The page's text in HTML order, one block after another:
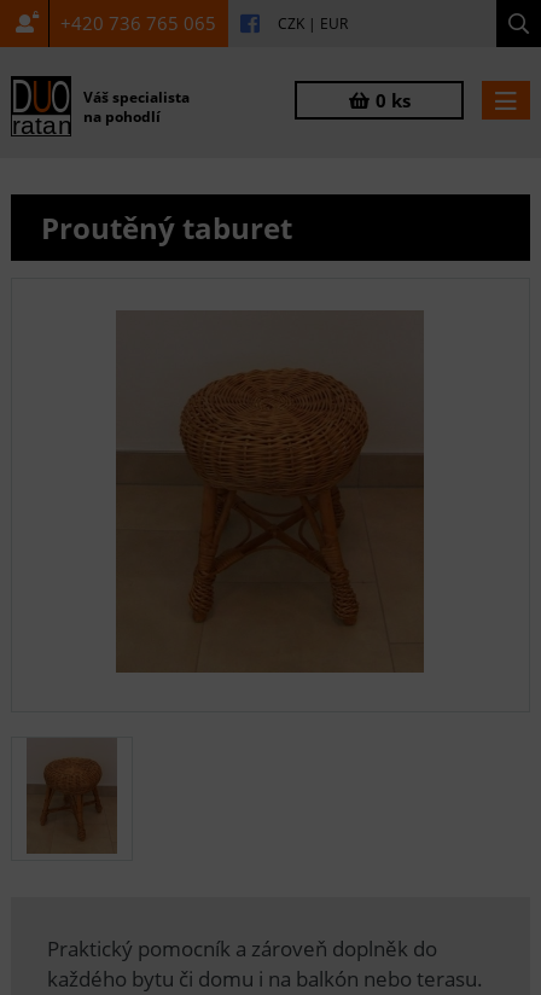
+420 736 765 065 CZK | EUR
Váš specialista
na pohodlí
0 ks
Proutěný taburet
Praktický pomocník a zároveň doplněk do
každého bytu či domu i na balkón nebo terasu.